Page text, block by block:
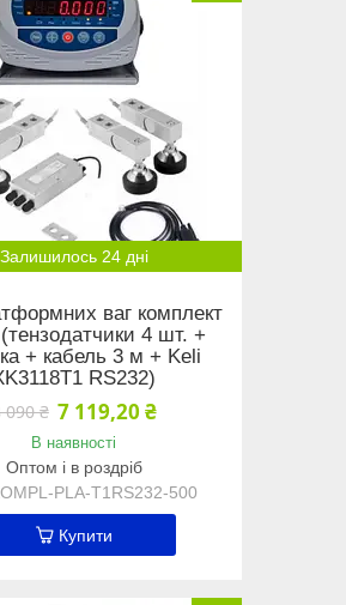
Залишилось 24 дні
ваг комплект
(тензодатчики 4 шт. +
+ кабель 3 м + Keli
RS232)
090 ₴ 7 119,20 ₴
В наявності
Оптом і в роздріб
PLA-Т1RS232-500
Купити